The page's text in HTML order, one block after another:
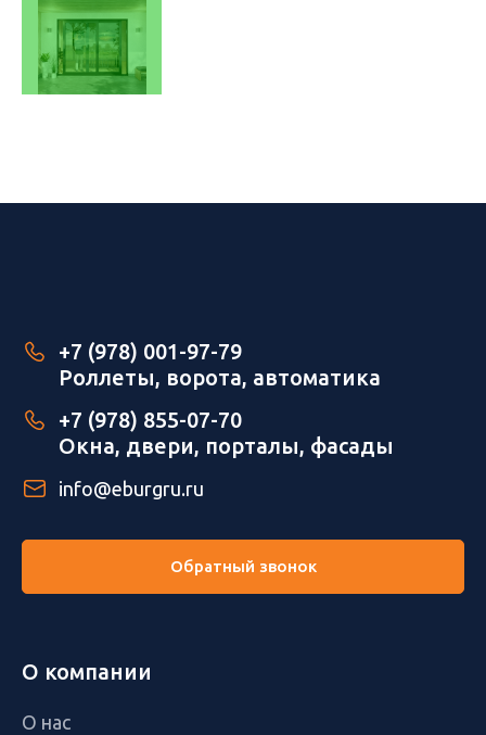
+7 (978) 001-97-79
Роллеты, ворота, автоматика
+7 (978) 855-07-70
Окна, двери, порталы, фасады
info@eburgru.ru
Обратный звонок
О компании
О нас